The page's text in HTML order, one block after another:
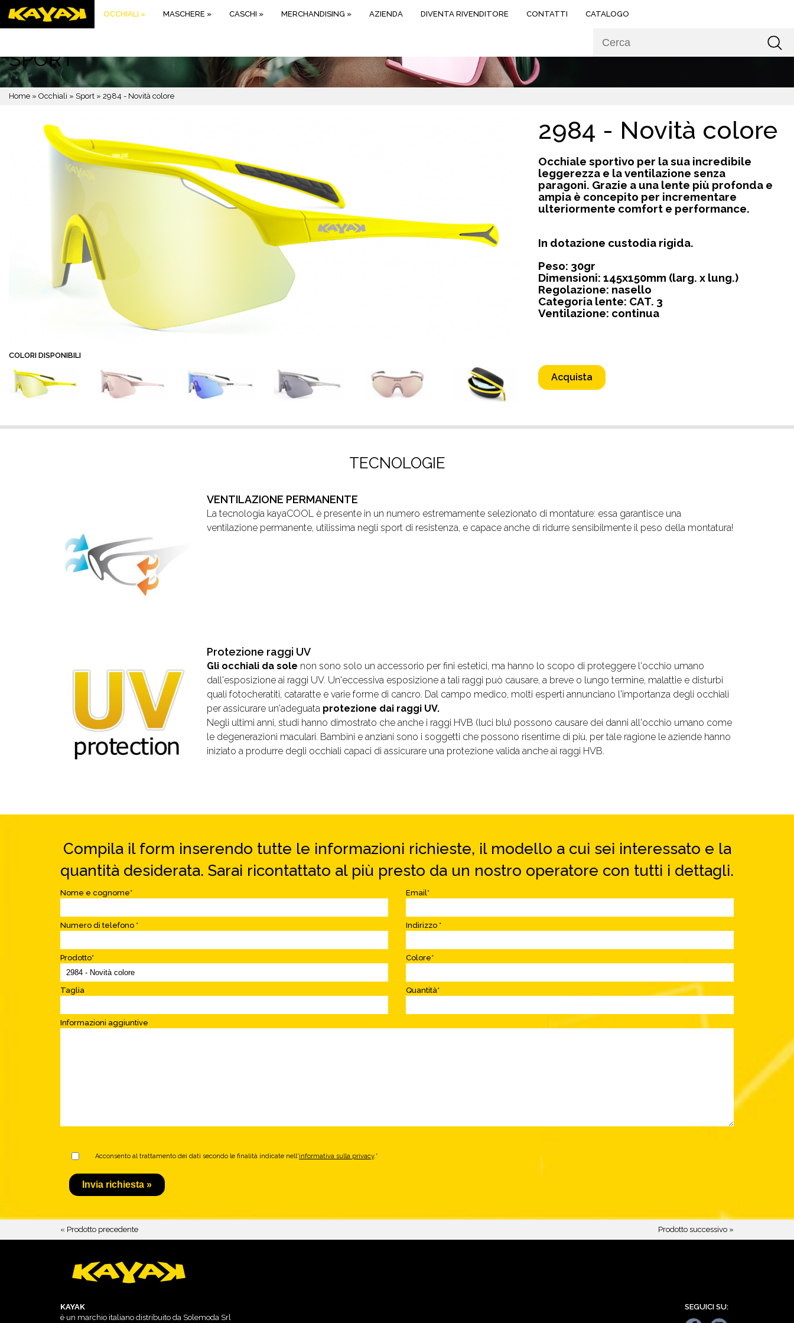
OCCHIALI » MASCHERE » CASCHI » MERCHANDISING » AZIENDA DIVENTA RIVENDITORE CONTATTI CATALOGO
SPORT
Home » Occhiali » Sport » 2984 - Novità colore
COLORI DISPONIBILI
2984 - Novità colore
Occhiale sportivo per la sua incredibile
leggerezza e la ventilazione senza
paragoni. Grazie a una lente più profonda e
ampia è concepito per incrementare
ulteriormente comfort e performance.
In dotazione custodia rigida.
Peso: 30gr
Dimensioni: 145x150mm (larg. x lung.)
Regolazione: nasello
Categoria lente: CAT. 3
Ventilazione: continua
Acquista
TECNOLOGIE
VENTILAZIONE PERMANENTE
La tecnologia kayaCOOL è presente in un numero estremamente selezionato di montature: essa garantisce una
ventilazione permanente, utilissima negli sport di resistenza, e capace anche di ridurre sensibilmente il peso della montatura!
Protezione raggi UV
Gli occhiali da sole non sono solo un accessorio per fini estetici, ma hanno lo scopo di proteggere l'occhio umano
dall'esposizione ai raggi UV. Un'eccessiva esposizione a tali raggi può causare, a breve o lungo termine, malattie e disturbi
quali fotocheratiti, cataratte e varie forme di cancro. Dal campo medico, molti esperti annunciano l'importanza degli occhiali
per assicurare un'adeguata protezione dai raggi UV.
Negli ultimi anni, studi hanno dimostrato che anche i raggi HVB (luci blu) possono causare dei danni all'occhio umano come
le degenerazioni maculari. Bambini e anziani sono i soggetti che possono risentirne di più, per tale ragione le aziende hanno
iniziato a produrre degli occhiali capaci di assicurare una protezione valida anche ai raggi HVB.
Compila il form inserendo tutte le informazioni richieste, il modello a cui sei interessato e la
quantità desiderata. Sarai ricontattato al più presto da un nostro operatore con tutti i dettagli.
Nome e cognome* Email*
Numero di telefono * Indirizzo *
Prodotto* Colore*
Taglia Quantità*
Informazioni aggiuntive
Acconsento al trattamento dei dati secondo le finalità indicate nell'informativa sulla privacy.*
« Prodotto precedente Prodotto successivo »
KAYAK
è un marchio italiano distribuito da Solemoda Srl
SEGUICI SU: